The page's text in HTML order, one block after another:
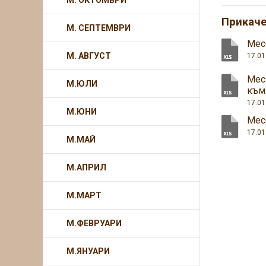
към
М. СЕПТЕМВРИ
М. АВГУСТ
М.ЮЛИ
М.ЮНИ
М.МАЙ
М.АПРИЛ
М.МАРТ
М.ФЕВРУАРИ
М.ЯНУАРИ